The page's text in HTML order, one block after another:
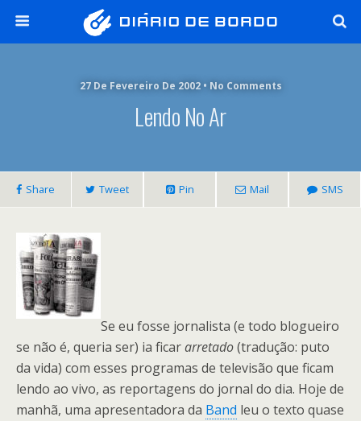
27 De Fevereiro De 2002 • No Comments
Lendo No Ar
Share Tweet Pin Mail SMS
Se eu fosse jornalista (e todo blogueiro
se não é, queria ser) ia ficararretado(tradução: puto
da vida) com esses programas de televisão que ficam
lendo ao vivo, as reportagens do jornal do dia. Hoje de
manhã, uma apresentadora da Band leu o texto quase